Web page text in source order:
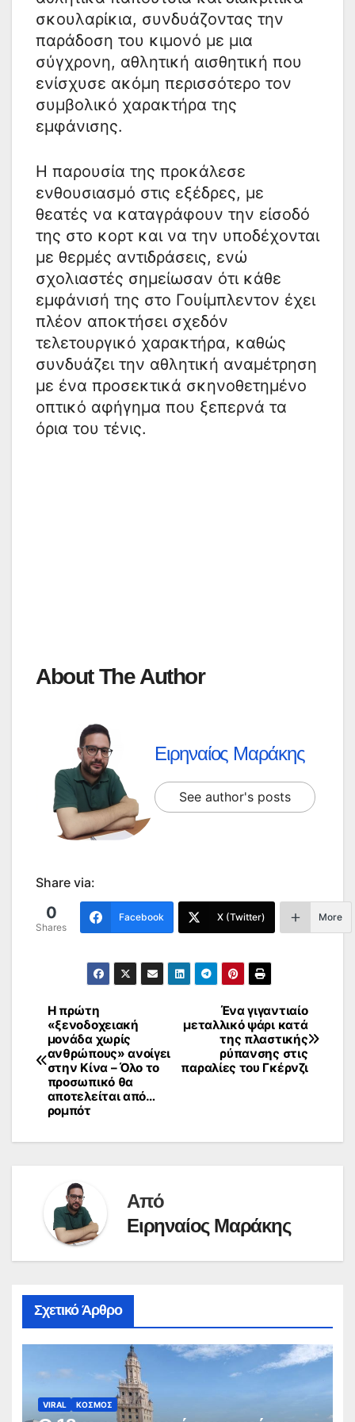
σκουλαρίκια, συνδυάζοντας την
παράδοση του κιμονό με μια
σύγχρονη, αθλητική αισθητική που
ενίσχυσε ακόμη περισσότερο τον
συμβολικό χαρακτήρα της
εμφάνισης.
Η παρουσία της προκάλεσε
ενθουσιασμό στις εξέδρες, με
θεατές να καταγράφουν την είσοδό
της στο κορτ και να την υποδέχονται
με θερμές αντιδράσεις, ενώ
σχολιαστές σημείωσαν ότι κάθε
εμφάνισή της στο Γουίμπλεντον έχει
πλέον αποκτήσει σχεδόν
τελετουργικό χαρακτήρα, καθώς
συνδυάζει την αθλητική αναμέτρηση
με ένα προσεκτικά σκηνοθετημένο
οπτικό αφήγημα που ξεπερνά τα
όρια του τένις.
About The Author
Ειρηναίος Μαράκης
See author's posts
Share via:
0
Shares
Facebook X (Twitter) More
Πλοήγηση
άρθρων
Ένα γιγαντιαίο
μεταλλικό ψάρι κατά
της πλαστικής
ρύπανσης στις
παραλίες του Γκέρνζι
Η πρώτη
«ξενοδοχειακή
μονάδα χωρίς
ανθρώπους» ανοίγει
στην Κίνα – Όλο το
προσωπικό θα
αποτελείται από…
ρομπότ
Από
Ειρηναίος Μαράκης
Σχετικό Άρθρο
VIRAL ΚΟΣΜΟΣ